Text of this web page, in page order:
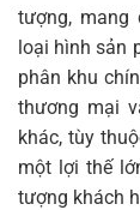
tượng, mang
loại hình sản
phân khu
thương mại
khác, tùy
một lợi thế
tượng khách